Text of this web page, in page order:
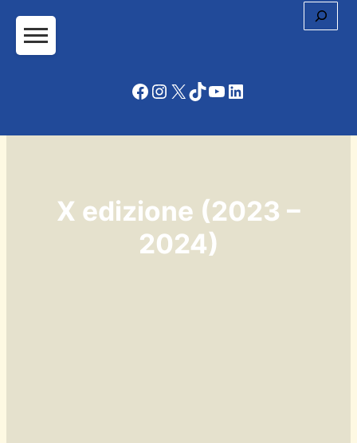
Facebook
Instagram
X TikTok
YouTube
LinkedIn
X edizione (2023 –
2024)